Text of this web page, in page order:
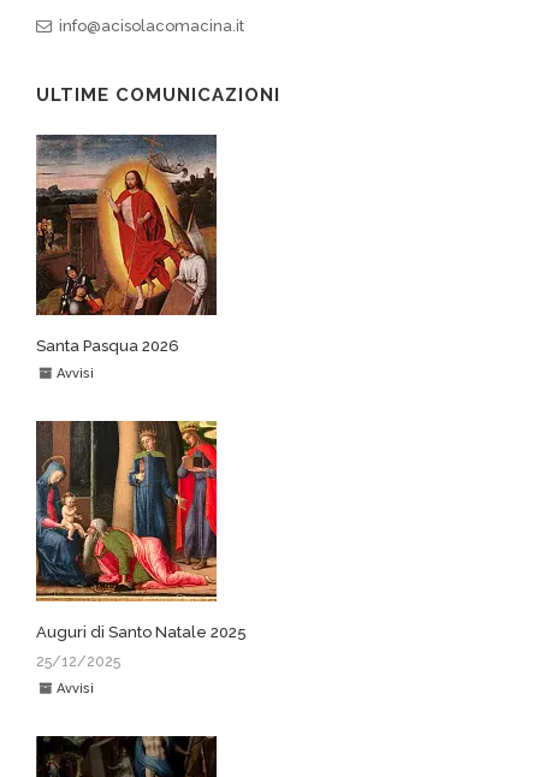
info@acisolacomacina.it
ULTIME COMUNICAZIONI
Santa Pasqua 2026
Avvisi
Auguri di Santo Natale 2025
25/12/2025
Avvisi